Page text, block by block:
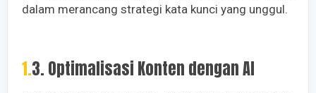
dalam merancang strategi kata kunci yang unggul.
1.3. Optimalisasi Konten dengan AI